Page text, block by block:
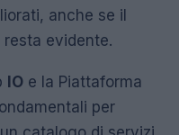
anche se il
evidente.
IO e la Piattaforma
per